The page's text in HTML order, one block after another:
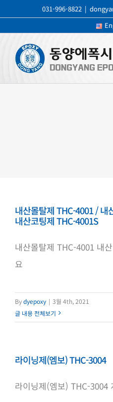
031-996-8822 |
내산몰탈제 THC-4001 / 내
내산코팅제 THC-4001S
내산몰탈제 THC-4001 내
요
Bydyepoxy | 3월 4th, 2021
글 내용 전체보기
라이닝제(엠보) THC-3004
라이닝제(엠보) THC-3004